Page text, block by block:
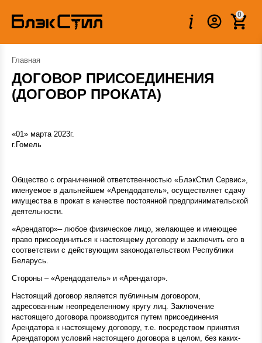
0
Главная
ДОГОВОР ПРИСОЕДИНЕНИЯ
(ДОГОВОР ПРОКАТА)
«01» марта 2023г.
г.Гомель
Общество с ограниченной ответственностью «БлэкСтил Сервис»,
именуемое в дальнейшем «Арендодатель», осуществляет сдачу
имущества в прокат в качестве постоянной предпринимательской
деятельности.
«Арендатор»– любое физическое лицо, желающее и имеющее
право присоединиться к настоящему договору и заключить его в
соответствии с действующим законодательством Республики
Беларусь.
Стороны – «Арендодатель» и «Арендатор».
Настоящий договор является публичным договором,
адресованным неопределенному кругу лиц. Заключение
настоящего договора производится путем присоединения
Арендатора к настоящему договору, т.е. посредством принятия
Арендатором условий настоящего договора в целом, без каких-